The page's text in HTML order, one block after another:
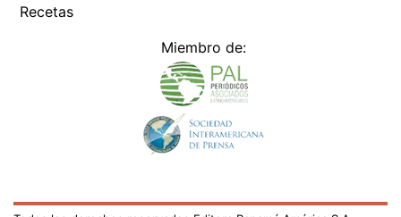
Recetas
Miembro de: